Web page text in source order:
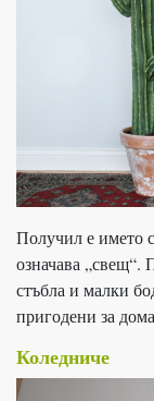
Получил е името
означава „свещ“.
стъбла и малки
пригодени за
Коледниче